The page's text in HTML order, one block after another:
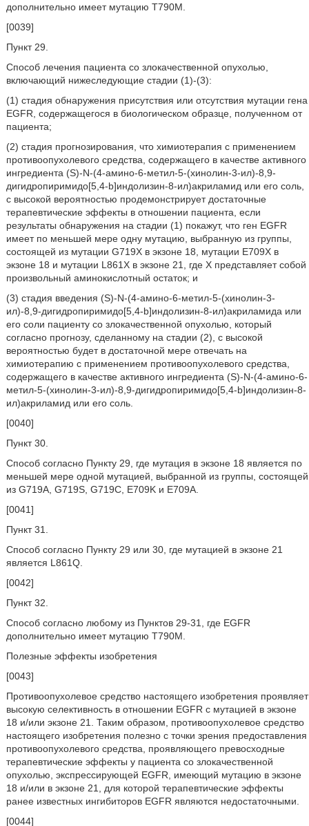
дополнительно имеет мутацию T790M.
[0039]
Пункт 29.
Способ лечения пациента со злокачественной опухолью,
включающий нижеследующие стадии (1)-(3):
(1) стадия обнаружения присутствия или отсутствия мутации гена
EGFR, содержащегося в биологическом образце, полученном от
пациента;
(2) стадия прогнозирования, что химиотерапия с применением
противоопухолевого средства, содержащего в качестве активного
ингредиента (S)-N-(4-амино-6-метил-5-(хинолин-3-ил)-8,9-
дигидропиримидо[5,4-b]индолизин-8-ил)акриламид или его соль,
с высокой вероятностью продемонстрирует достаточные
терапевтические эффекты в отношении пациента, если
результаты обнаружения на стадии (1) покажут, что ген EGFR
имеет по меньшей мере одну мутацию, выбранную из группы,
состоящей из мутации G719X в экзоне 18, мутации E709X в
экзоне 18 и мутации L861X в экзоне 21, где X представляет собой
произвольный аминокислотный остаток; и
(3) стадия введения (S)-N-(4-амино-6-метил-5-(хинолин-3-
ил)-8,9-дигидропиримидо[5,4-b]индолизин-8-ил)акриламида или
его соли пациенту со злокачественной опухолью, который
согласно прогнозу, сделанному на стадии (2), с высокой
вероятностью будет в достаточной мере отвечать на
химиотерапию с применением противоопухолевого средства,
содержащего в качестве активного ингредиента (S)-N-(4-амино-6-
метил-5-(хинолин-3-ил)-8,9-дигидропиримидо[5,4-b]индолизин-8-
ил)акриламид или его соль.
[0040]
Пункт 30.
Способ согласно Пункту 29, где мутация в экзоне 18 является по
меньшей мере одной мутацией, выбранной из группы, состоящей
из G719A, G719S, G719C, E709K и E709A.
[0041]
Пункт 31.
Способ согласно Пункту 29 или 30, где мутацией в экзоне 21
является L861Q.
[0042]
Пункт 32.
Способ согласно любому из Пунктов 29-31, где EGFR
дополнительно имеет мутацию T790M.
Полезные эффекты изобретения
[0043]
Противоопухолевое средство настоящего изобретения проявляет
высокую селективность в отношении EGFR с мутацией в экзоне
18 и/или экзоне 21. Таким образом, противоопухолевое средство
настоящего изобретения полезно с точки зрения предоставления
противоопухолевого средства, проявляющего превосходные
терапевтические эффекты у пациента со злокачественной
опухолью, экспрессирующей EGFR, имеющий мутацию в экзоне
18 и/или в экзоне 21, для которой терапевтические эффекты
ранее известных ингибиторов EGFR являются недостаточными.
[0044]